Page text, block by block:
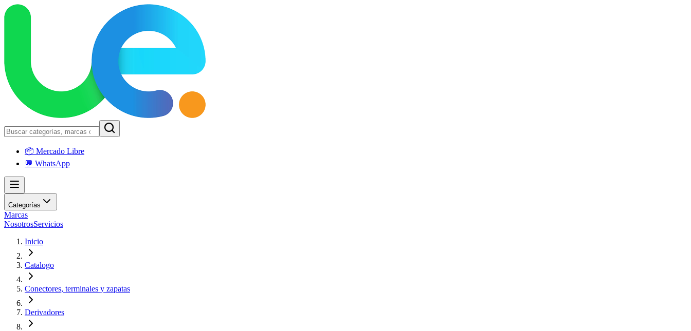
📦 Mercado Libre
💬 WhatsApp
Categorías
Marcas
NosotrosServicios
Inicio
Catalogo
Conectores, terminales y zapatas
Derivadores